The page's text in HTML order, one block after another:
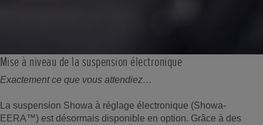
Mise à niveau de la suspension électronique
Exactement ce que vous attendiez…
La suspension Showa à réglage électronique (Showa-
EERA™) est désormais disponible en option. Grâce à des